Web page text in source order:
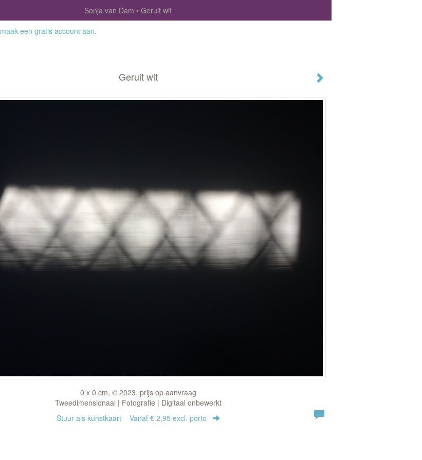
Sonja van Dam
Geruit wit
maak een gratis account aan.
Geruit wit
0 x 0 cm, © 2023, prijs op aanvraag
Tweedimensionaal | Fotografie | Digitaal onbewerkt
Stuur als kunstkaart Vanaf € 2,95 excl. porto